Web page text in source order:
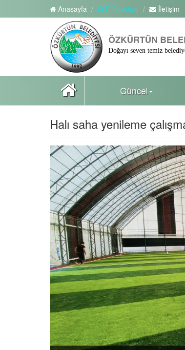
Anasayfa E-Belediye İletişim
ÖZKÜRTÜN
Doğayı seven temiz
Güncel
Halı saha yenileme